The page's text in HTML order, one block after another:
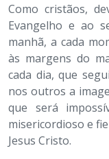
Como cristãos,
Evangelho e ao
manhã, a cada
às margens do
cada dia, que
nos outros a
que será
misericordioso e
Jesus Cristo.